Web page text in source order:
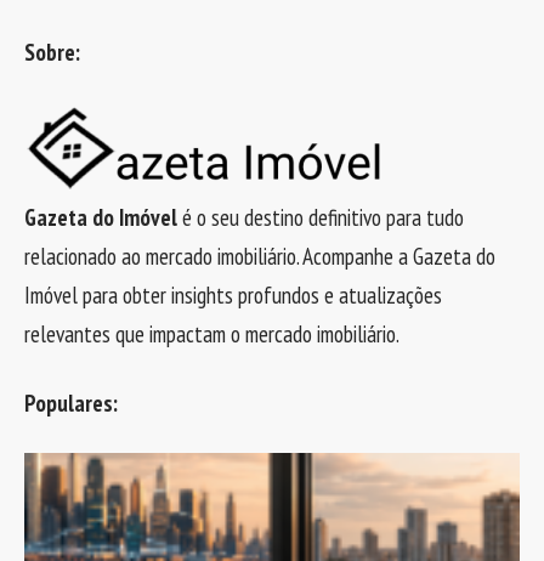
Sobre:
Gazeta do Imóvelé o seu destino definitivo para tudo
relacionado ao mercado imobiliário. Acompanhe a Gazeta do
Imóvel para obter insights profundos e atualizações
relevantes que impactam o mercado imobiliário.
Populares: